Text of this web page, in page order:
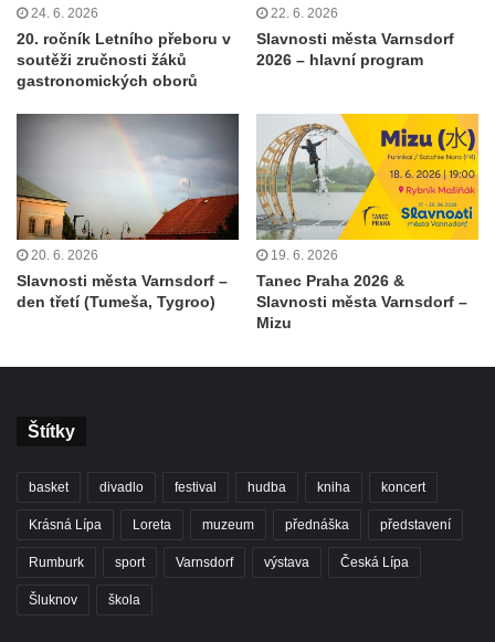
24. 6. 2026
20. ročník Letního přeboru v
soutěži zručnosti žáků
gastronomických oborů
22. 6. 2026
Slavnosti města Varnsdorf
2026 – hlavní program
20. 6. 2026
Slavnosti města Varnsdorf –
den třetí (Tumeša, Tygroo)
19. 6. 2026
Tanec Praha 2026 &
Slavnosti města Varnsdorf –
Mizu
Štítky
basket divadlo festival hudba kniha koncert
Krásná Lípa Loreta muzeum přednáška představení
Rumburk sport Varnsdorf výstava Česká Lípa
Šluknov škola